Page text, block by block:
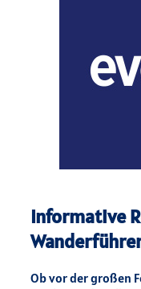
Informative
Ob vor der großen